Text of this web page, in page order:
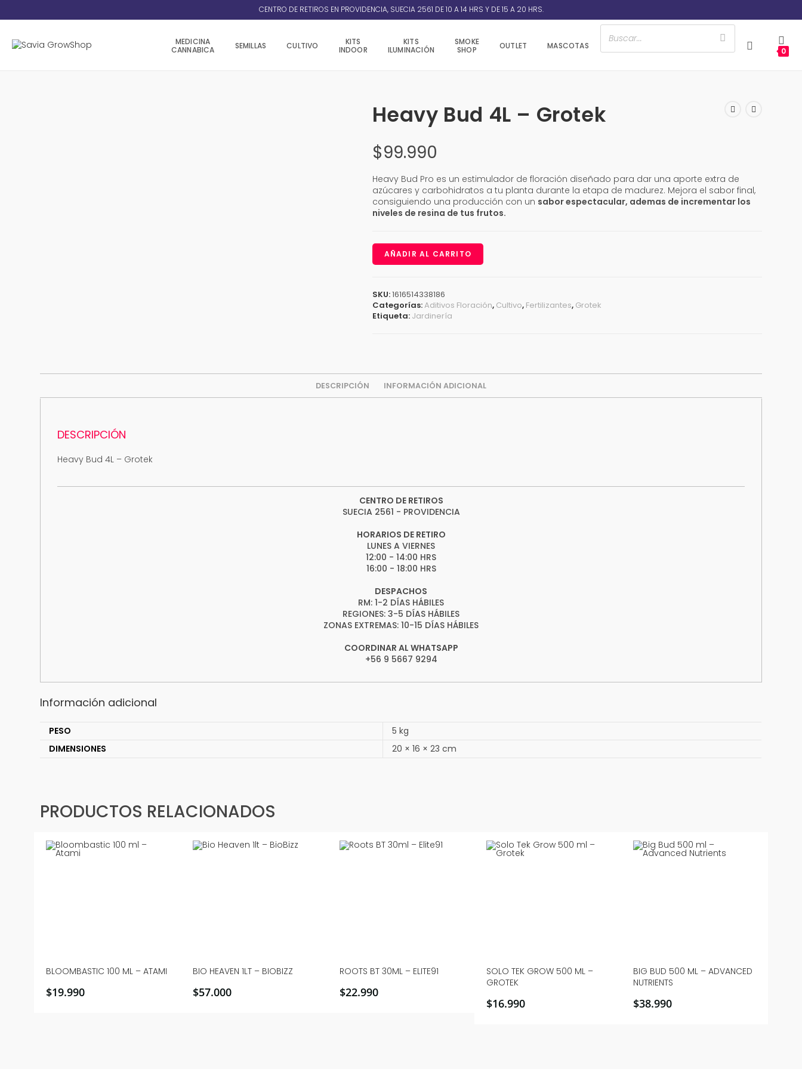
CENTRO DE RETIROS EN PROVIDENCIA, SUECIA 2561 DE 10 A 14 HRS Y DE 15 A 20 HRS.
MEDICINA
CANNABICA
SEMILLAS CULTIVO
KITS
INDOOR
KITS
ILUMINACIÓN
SMOKE
SHOP
OUTLET MASCOTAS
0
Heavy Bud 4L – Grotek
$99.990
Heavy Bud Pro es un estimulador de floración diseñado para dar una aporte extra de
azúcares y carbohidratos a tu planta durante la etapa de madurez. Mejora el sabor final,
consiguiendo una producción con un sabor espectacular, ademas de incrementar los
niveles de resina de tus frutos.
AÑADIR AL CARRITO
SKU:1616514338186
Categorías:Aditivos Floración, Cultivo, Fertilizantes, Grotek
Etiqueta: Jardinería
DESCRIPCIÓN INFORMACIÓN ADICIONAL
DESCRIPCIÓN
Heavy Bud 4L – Grotek
CENTRO DE RETIROS
SUECIA 2561 - PROVIDENCIA
HORARIOS DE RETIRO
LUNES A VIERNES
12:00 - 14:00 HRS
16:00 - 18:00 HRS
DESPACHOS
RM: 1-2 DÍAS HÁBILES
REGIONES: 3-5 DÍAS HÁBILES
ZONAS EXTREMAS: 10-15 DÍAS HÁBILES
COORDINAR AL WHATSAPP
+56 9 5667 9294
Información adicional
PESO
5 kg
DIMENSIONES
20 × 16 × 23 cm
PRODUCTOS RELACIONADOS
BLOOMBASTIC 100 ML – ATAMI
$19.990
BIO HEAVEN 1LT – BIOBIZZ
$57.000
ROOTS BT 30ML – ELITE91
$22.990
SOLO TEK GROW 500 ML –
GROTEK
$16.990
BIG BUD 500 ML – ADVANCED
NUTRIENTS
$38.990